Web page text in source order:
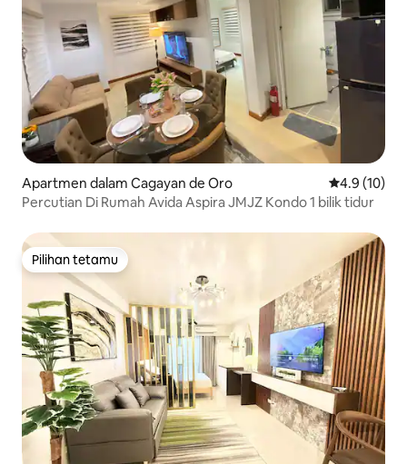
Apartmen dalam Cagayan de Oro Penarafan
4.9 (10)
Percutian Di Rumah Avida Aspira JMJZ Kondo 1 bilik tidur
Pilihan tetamu
Pilihan tetamu